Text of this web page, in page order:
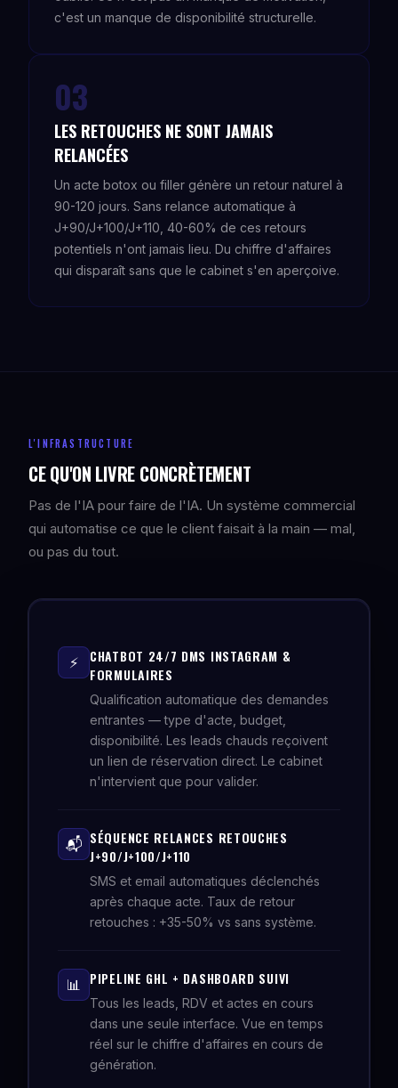
c'est un manque de disponibilité structurelle.
03
LES RETOUCHES NE SONT JAMAIS
RELANCÉES
Un acte botox ou filler génère un retour naturel à
90-120 jours. Sans relance automatique à
J+90/J+100/J+110, 40-60% de ces retours
potentiels n'ont jamais lieu. Du chiffre d'affaires
qui disparaît sans que le cabinet s'en aperçoive.
L'INFRASTRUCTURE
CE QU'ON LIVRE CONCRÈTEMENT
Pas de l'IA pour faire de l'IA. Un système commercial
qui automatise ce que le client faisait à la main — mal,
ou pas du tout.
⚡
CHATBOT 24/7 DMS INSTAGRAM &
FORMULAIRES
Qualification automatique des demandes
entrantes — type d'acte, budget,
disponibilité. Les leads chauds reçoivent
un lien de réservation direct. Le cabinet
n'intervient que pour valider.
📬 SÉQUENCE RELANCES RETOUCHES
J+90/J+100/J+110
SMS et email automatiques déclenchés
après chaque acte. Taux de retour
retouches : +35-50% vs sans système.
📊 PIPELINE GHL + DASHBOARD SUIVI
Tous les leads, RDV et actes en cours
dans une seule interface. Vue en temps
réel sur le chiffre d'affaires en cours de
génération.